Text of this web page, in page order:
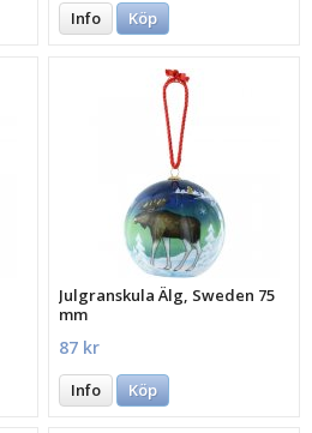
Info Köp
Julgranskula Älg, Sweden 75
mm
87 kr
Info Köp